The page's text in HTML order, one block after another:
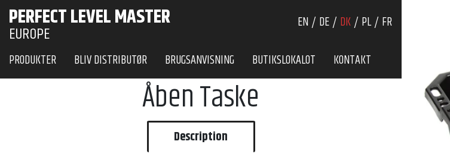
PERFECT LEVEL MASTER
EUROPE
EN DE DK PL FR
PRODUKTER BLIV DISTRIBUTØR BRUGSANVISNING BUTIKSLOKALOT KONTAKT
Åben Taske
Description